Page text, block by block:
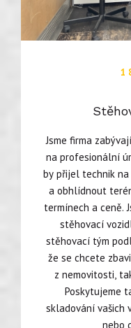
Jsme firma
na profesionální
by přijel technik
a obhlídnout
termínech a ceně.
stěhovací
stěhovací tým
že se chcete
z nemovitosti,
Poskytujeme
skladování vašich
nebo